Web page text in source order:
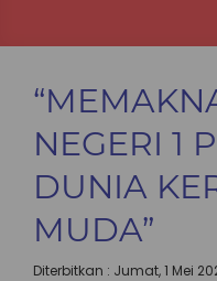
NEGERI 1
DUNIA
MUDA”
Diterbitkan : Jumat, 1 Mei